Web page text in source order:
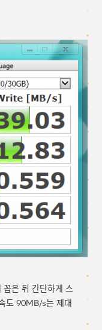
은 뒤 간단하게 스
도 90MB/s는 제대